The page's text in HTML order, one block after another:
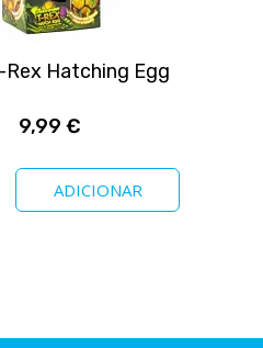
Rex Hatching Egg
9,99 €
ADICIONAR
a favoritos
Comparar